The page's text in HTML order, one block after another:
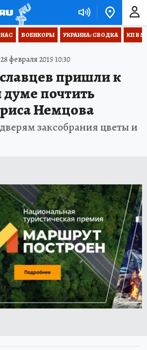
НАС ВОЕНКОРЫ УКРАИНА: СВОДКА КП В
28 февраля 2015 10:30
пришли к
думе почтить
Немцова
заксобрания цветы и